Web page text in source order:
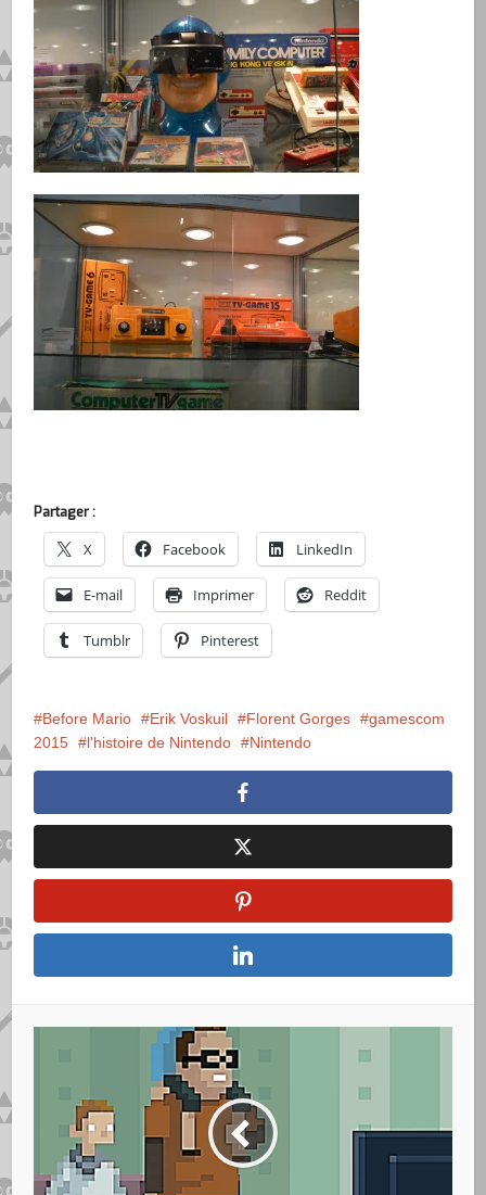
Partager :
X Facebook LinkedIn
E-mail Imprimer Reddit
Tumblr Pinterest
Before Mario Erik Voskuil Florent Gorges
gamescom
2015
l'histoire de Nintendo Nintendo